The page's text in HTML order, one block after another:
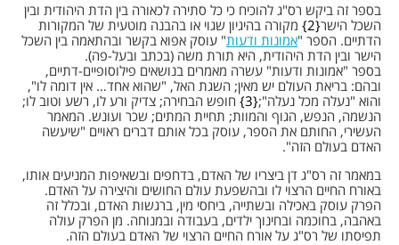
בספר זה ביקש רס"ג להוכיח כי כל סתירה לכאורה בין הדת היהודית ובין
השכל הישר 2 מקורה בהיגיון שגוי או בהבנה מוטעית של המקורות
הדתיים. הספר "אמונות ודעות" עוסק אפוא בקשר ובהתאמה בין השכל
הישר ובין הדת היהודית, היא תורת משה (בכתב ובעל-פה).
בספר "אמונות ודעות" עשרה מאמרים בנושאים פילוסופיים-דתיים,
ובהם: בריאת העולם יש מאין; השגת האל, "שהוא אחד… אין דומה לו",
והוא "נעלה מכל נעלה"; 3 חופש הבחירה; צדיק ורע לו, רשע וטוב לו;
הנשמה, הנפש, הגוף והמוות; תחיית המתים; שכר ועונש. המאמר
העשירי, החותם את הספר, עוסק בכל אותם דברים ראויים "שיעשה
האדם בעולם הזה".
במאמר זה רס"ג דן ביצריו של האדם, בדחפים ובשאיפות המניעים אותו,
באורח החיים הרצוי לו ובהשפעת עולם החושים והיצירה על האדם.
הפרק עוסק באכילה ובשתייה, ביחסי מין, ברגשות האדם, ובכלל זה
באהבה, בחוכמה ובחינוך ילדים, בעבודה ובמנוחה. מן הפרק עולה
תפיסתו של רס"ג על אורח החיים הרצוי של האדם בעולם הזה.